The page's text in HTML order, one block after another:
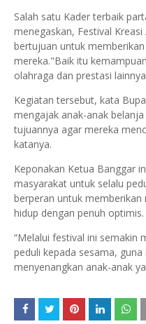
Salah satu Kader terbaik
menegaskan, Festival
bertujuan untuk
mereka."Baik itu
olahraga dan prestasi
Kegiatan tersebut, kata
mengajak anak-anak
tujuannya agar mereka
katanya.
Keponakan Ketua Banggar
masyarakat untuk selalu
berperan untuk
hidup dengan penuh optimis.
“Melalui festival ini semakin
peduli kepada sesama,
menyenangkan anak-anak